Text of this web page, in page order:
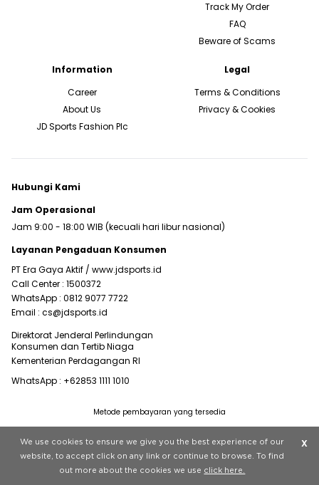
Track My Order
FAQ
Beware of Scams
Information
Career
About Us
JD Sports Fashion Plc
Legal
Terms & Conditions
Privacy & Cookies
Hubungi Kami
Jam Operasional
Jam 9:00 - 18:00 WIB (kecuali hari libur nasional)
Layanan Pengaduan Konsumen
PT Era Gaya Aktif / www.jdsports.id
Call Center : 1500372
WhatsApp : 0812 9077 7722
Email : cs@jdsports.id
Direktorat Jenderal Perlindungan
Konsumen dan Tertib Niaga
Kementerian Perdagangan RI
WhatsApp : +62853 1111 1010
Copyright © 2022 JD Sports All rights reserved.
Metode pembayaran yang tersedia
We use cookies to ensure we give you the best experience of our
website, to accept click on any link or continue to browse. To find
out more about the cookies we use click here.
X